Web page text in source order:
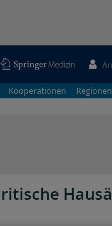
Kooperationen Regionen